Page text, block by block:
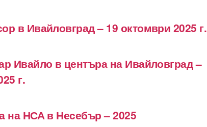
в Ивайловград – 19 октомври 2025 г.
Ивайло в центъра на Ивайловград –
г.
на НСА в Несебър – 2025